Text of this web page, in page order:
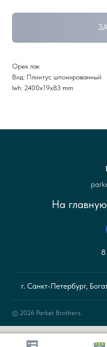
Орех лак
Вид: Плинтус шпонированный
lwh: 2400x19x83 mm
На главную
г. Санкт-Петербург,
© 2026 Parket Brothers.